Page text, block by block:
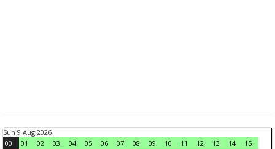
Sun 9 Aug 2026
00
01 02 03 04 05 06 07 08 09 10 11 12 13 14
15